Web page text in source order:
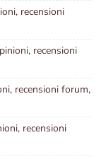
recensioni
recensioni
recensioni forum,
recensioni